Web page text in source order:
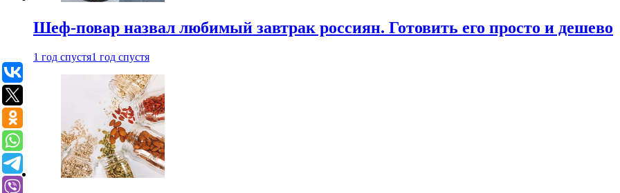
Шеф-повар назвал любимый завтрак россиян. Готовить его просто и дешево
1 год спустя1 год спустя